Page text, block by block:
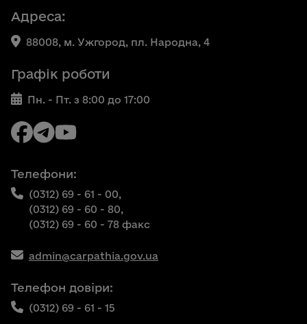
Адреса:
88008, м. Ужгород, пл. Народна, 4
Графік роботи
Пн. - Пт. з 8:00 до 17:00
Телефони:
(0312) 69 - 61 - 00,
(0312) 69 - 60 - 80,
(0312) 69 - 60 - 78 факс
admin@carpathia.gov.ua
Телефон довіри:
(0312) 69 - 61 - 15